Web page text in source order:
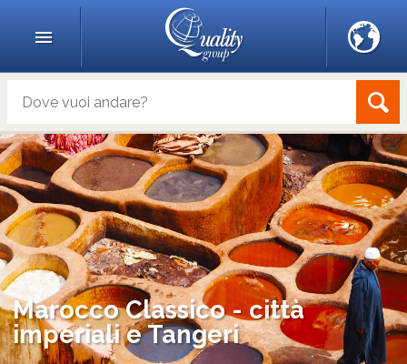
Marocco Classico - città
imperiali e Tangeri